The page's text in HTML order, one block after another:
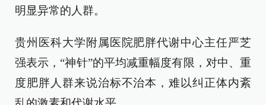
明显异常的人群。
贵州医科大学附属医院肥胖代谢中心主任严芝
强表示，“神针”的平均减重幅度有限，对中、重
度肥胖人群来说治标不治本，难以纠正体内紊